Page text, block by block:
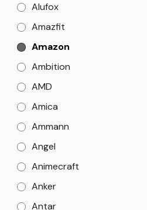
Alufox
Amazfit
Amazon
Ambition
AMD
Amica
Ammann
Angel
Animecraft
Anker
Antar